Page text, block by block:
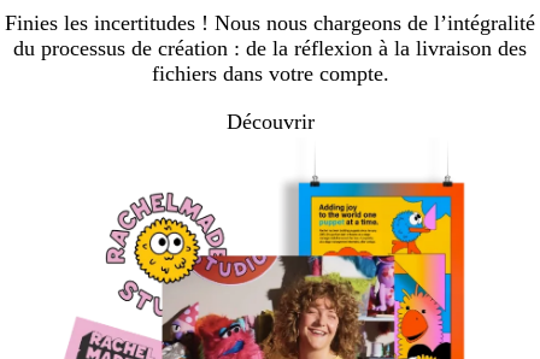
12
Finies les incertitudes ! Nous nous chargeons de l’intégralité
du processus de création : de la réflexion à la livraison des
fichiers dans votre compte.
Découvrir